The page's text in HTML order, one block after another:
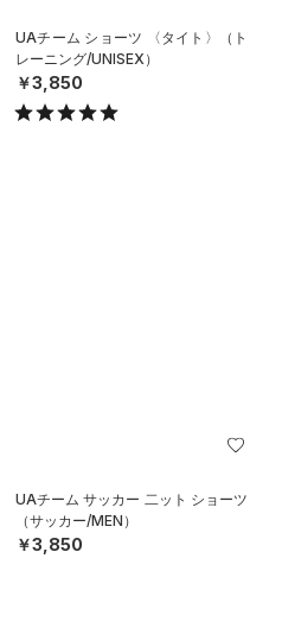
UAチーム ショーツ 〈タイト〉（ト
レーニング/UNISEX）
￥3,850
UAチーム サッカー 二ット ショーツ
（サッカー/MEN）
￥3,850